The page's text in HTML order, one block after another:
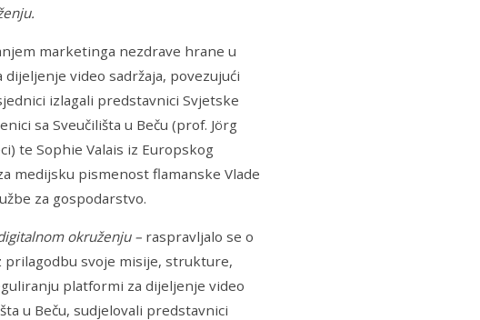
marketinga nezdrave hrane u
video sadržaja, povezujući
izlagali predstavnici Svjetske
sa Sveučilišta u Beču (prof. Jörg
te Sophie Valais iz Europskog
medijsku pismenost flamanske Vlade
za gospodarstvo.
okruženju – raspravljalo se o
svoje misije, strukture,
platformi za dijeljenje video
u Beču, sudjelovali predstavnici